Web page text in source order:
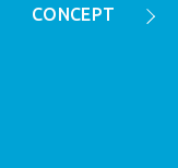
CONCEPT